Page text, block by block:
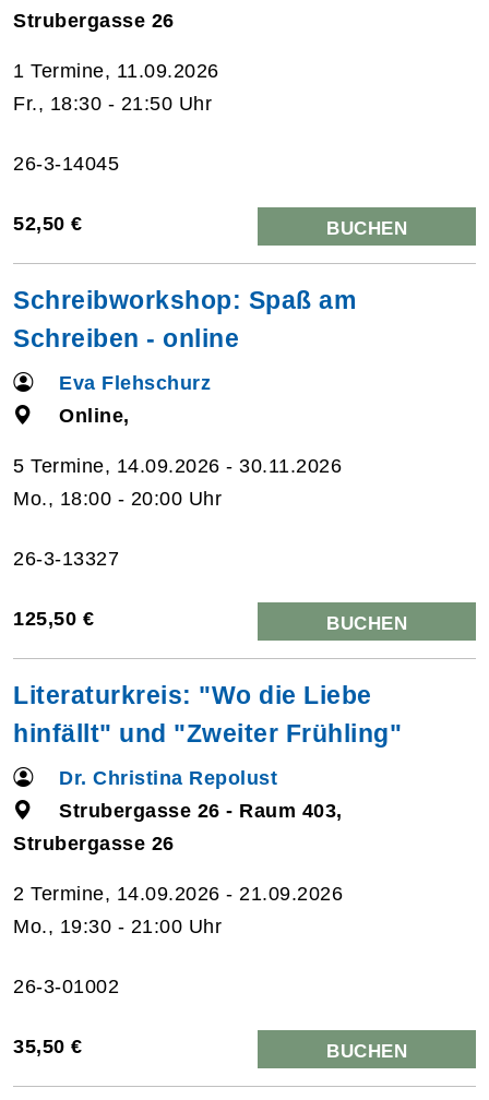
Strubergasse 26
1 Termine, 11.09.2026
Fr., 18:30 - 21:50 Uhr
26-3-14045
52,50 € BUCHEN
Schreibworkshop: Spaß am
Schreiben - online
Eva Flehschurz
Online,
5 Termine, 14.09.2026 - 30.11.2026
Mo., 18:00 - 20:00 Uhr
26-3-13327
125,50 € BUCHEN
Literaturkreis: "Wo die Liebe
hinfällt" und "Zweiter Frühling"
Dr. Christina Repolust
Strubergasse 26 - Raum 403,
Strubergasse 26
2 Termine, 14.09.2026 - 21.09.2026
Mo., 19:30 - 21:00 Uhr
26-3-01002
35,50 € BUCHEN